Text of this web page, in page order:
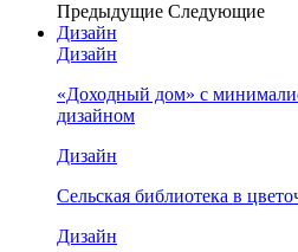
Предыдущие Следующие
Дизайн
Дизайн
«Доходный дом» с
дизайном
Дизайн
Сельская библиотека в
Дизайн